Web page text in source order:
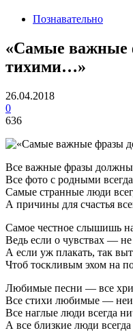
Познавательно
«Самые важные
тихими…»
26.04.2018
0
636
Все важные фразы
Все фото с родными
Самые странные люди
А причины для счастья
Самое честное слышишь
Ведь если о чувствах — не
А если уж плакать, так
Чтоб тоскливым эхом на
Любимые песни — все
Все стихи любимые —
Все наглые люди всегда
А все близкие люди